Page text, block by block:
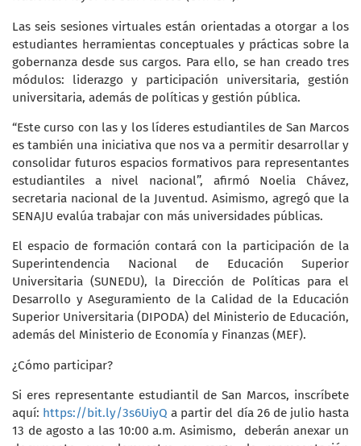
Las seis sesiones virtuales están orientadas a otorgar a los
estudiantes herramientas conceptuales y prácticas sobre la
gobernanza desde sus cargos. Para ello, se han creado tres
módulos: liderazgo y participación universitaria, gestión
universitaria, además de políticas y gestión pública.
“Este curso con las y los líderes estudiantiles de San Marcos
es también una iniciativa que nos va a permitir desarrollar y
consolidar futuros espacios formativos para representantes
estudiantiles a nivel nacional”, afirmó Noelia Chávez,
secretaria nacional de la Juventud. Asimismo, agregó que la
SENAJU evalúa trabajar con más universidades públicas.
El espacio de formación contará con la participación de la
Superintendencia Nacional de Educación Superior
Universitaria (SUNEDU), la Dirección de Políticas para el
Desarrollo y Aseguramiento de la Calidad de la Educación
Superior Universitaria (DIPODA) del Ministerio de Educación,
además del Ministerio de Economía y Finanzas (MEF).
¿Cómo participar?
Si eres representante estudiantil de San Marcos, inscríbete
aquí: https://bit.ly/3s6UiyQ a partir del día 26 de julio hasta
13 de agosto a las 10:00 a.m. Asimismo, deberán anexar un